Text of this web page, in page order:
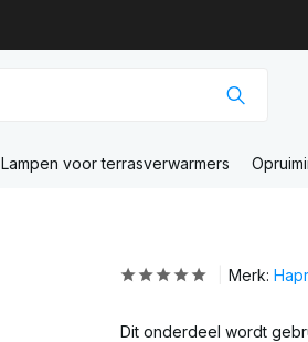
Lampen voor terrasverwarmers
Merk:
Dit onderdeel wordt